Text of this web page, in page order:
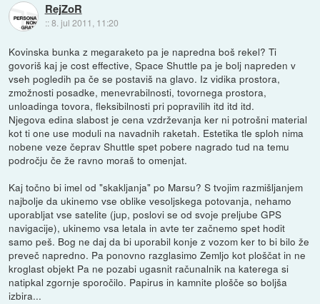
RejZoR
::8. jul 2011, 11:20
Kovinska bunka z megaraketo pa je napredna boš rekel? Ti
govoriš kaj je cost effective, Space Shuttle pa je bolj napreden v
vseh pogledih pa če se postaviš na glavo. Iz vidika prostora,
zmožnosti posadke, menevrabilnosti, tovornega prostora,
unloadinga tovora, fleksibilnosti pri popravilih itd itd itd.
Njegova edina slabost je cena vzdrževanja ker ni potrošni material
kot ti one use moduli na navadnih raketah. Estetika tle sploh nima
nobene veze čeprav Shuttle spet pobere nagrado tud na temu
področju če že ravno moraš to omenjat.
Kaj točno bi imel od "skakljanja" po Marsu? S tvojim razmišljanjem
najbolje da ukinemo vse oblike vesoljskega potovanja, nehamo
uporabljat vse satelite (jup, poslovi se od svoje preljube GPS
navigacije), ukinemo vsa letala in avte ter začnemo spet hodit
samo peš. Bog ne daj da bi uporabil konje z vozom ker to bi bilo že
preveč napredno. Pa ponovno razglasimo Zemljo kot ploščat in ne
kroglast objekt Pa ne pozabi ugasnit računalnik na katerega si
natipkal zgornje sporočilo. Papirus in kamnite plošče so boljša
izbira...